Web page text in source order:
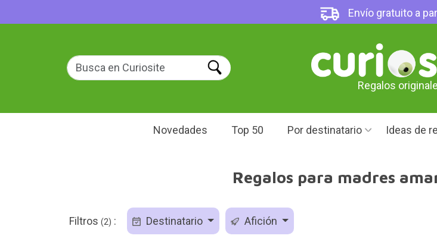
Envío gratuito a
Regalos
Novedades Top 50 Por destinatario Ideas de
Regalos para madres
Filtros (2) : Destinatario Afición